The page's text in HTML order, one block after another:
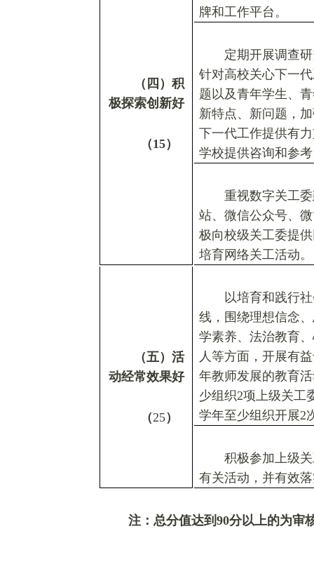
（四）积
极探索创新好
（15）
牌和工作平台。
定期开展调查
针对高校关心下一
题以及青年学生、
新特点、新问题，
下一代工作提供有
学校提供咨询和参
重视数字关工
站、微信公众号、
极向校级关工委提
培育网络关工活动。
（五）活
动经常效果好
（25）
以培育和践行
线，围绕理想信念
学素养、法治教育
人等方面，开展有
年教师发展的教育
少组织2项上级关工
学年至少组织开展2
积极参加上级
有关活动，并有效
注：总分值达到 90分以上的为审